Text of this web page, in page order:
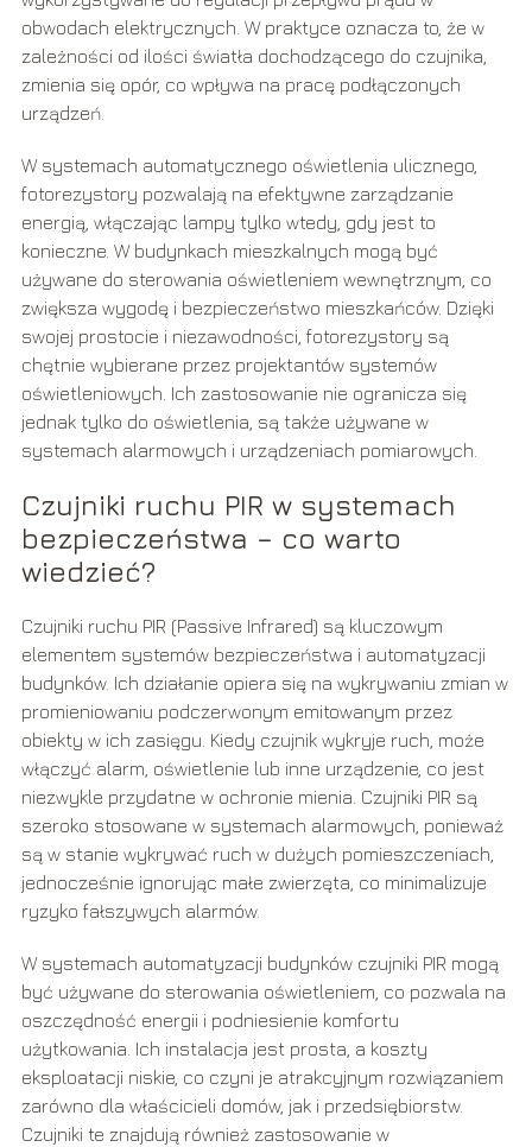
obwodach elektrycznych. W praktyce oznacza to, że w
zależności od ilości światła dochodzącego do czujnika,
zmienia się opór, co wpływa na pracę podłączonych
urządzeń.
W systemach automatycznego oświetlenia ulicznego,
fotorezystory pozwalają na efektywne zarządzanie
energią, włączając lampy tylko wtedy, gdy jest to
konieczne. W budynkach mieszkalnych mogą być
używane do sterowania oświetleniem wewnętrznym, co
zwiększa wygodę i bezpieczeństwo mieszkańców. Dzięki
swojej prostocie i niezawodności, fotorezystory są
chętnie wybierane przez projektantów systemów
oświetleniowych. Ich zastosowanie nie ogranicza się
jednak tylko do oświetlenia, są także używane w
systemach alarmowych i urządzeniach pomiarowych.
Czujniki ruchu PIR w systemach
bezpieczeństwa – co warto
wiedzieć?
Czujniki ruchu PIR (Passive Infrared) są kluczowym
elementem systemów bezpieczeństwa i automatyzacji
budynków. Ich działanie opiera się na wykrywaniu zmian w
promieniowaniu podczerwonym emitowanym przez
obiekty w ich zasięgu. Kiedy czujnik wykryje ruch, może
włączyć alarm, oświetlenie lub inne urządzenie, co jest
niezwykle przydatne w ochronie mienia. Czujniki PIR są
szeroko stosowane w systemach alarmowych, ponieważ
są w stanie wykrywać ruch w dużych pomieszczeniach,
jednocześnie ignorując małe zwierzęta, co minimalizuje
ryzyko fałszywych alarmów.
W systemach automatyzacji budynków czujniki PIR mogą
być używane do sterowania oświetleniem, co pozwala na
oszczędność energii i podniesienie komfortu
użytkowania. Ich instalacja jest prosta, a koszty
eksploatacji niskie, co czyni je atrakcyjnym rozwiązaniem
zarówno dla właścicieli domów, jak i przedsiębiorstw.
Czujniki te znajdują również zastosowanie w